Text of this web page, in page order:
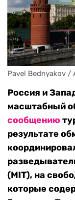
Pavel Bednyakov /
Россия и
масштабный
сообщению
результате
(MIT), на
которые